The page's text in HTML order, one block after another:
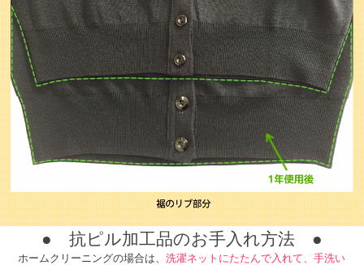
● 抗ピル加工品のお手入れ方法 ●
ホームクリーニングの場合は、洗濯ネットにたたんで入れて、手洗い